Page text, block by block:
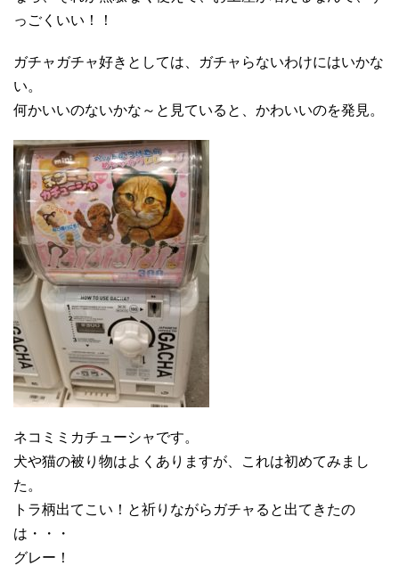
っごくいい！！
ガチャガチャ好きとしては、ガチャらないわけにはいかな
い。
何かいいのないかな～と見ていると、かわいいのを発見。
ネコミミカチューシャです。
犬や猫の被り物はよくありますが、これは初めてみまし
た。
トラ柄出てこい！と祈りながらガチャると出てきたの
は・・・
グレー！